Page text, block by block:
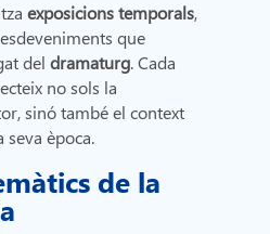
exposicions temporals,
que
del dramaturg. Cada
no sols la
sinó també el context
època.
de la